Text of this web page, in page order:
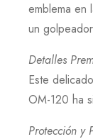
emblema en
un
Detalles
Este
OM-120 ha
Protección y